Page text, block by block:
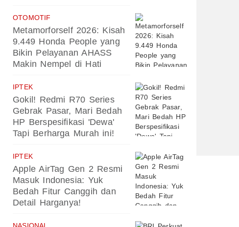
OTOMOTIF
Metamorforself 2026: Kisah
9.449 Honda People yang
Bikin Pelayanan AHASS
Makin Nempel di Hati
IPTEK
Gokil! Redmi R70 Series
Gebrak Pasar, Mari Bedah
HP Berspesifikasi 'Dewa'
Tapi Berharga Murah ini!
IPTEK
Apple AirTag Gen 2 Resmi
Masuk Indonesia: Yuk
Bedah Fitur Canggih dan
Detail Harganya!